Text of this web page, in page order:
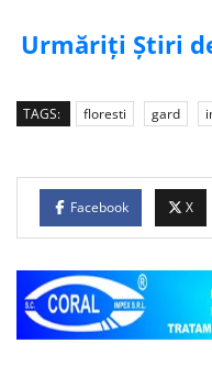
Urmăriți Știri
TAGS: floresti gard
Facebook X